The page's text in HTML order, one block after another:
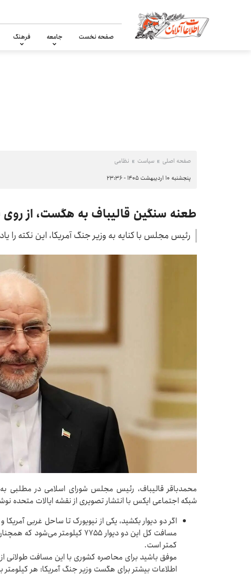
صفحه نخست جامعه فرهنگ
صفحه اصلی سیاست نظامی
پنجشنبه ۱۰ اردیبهشت ۱۴۰۵ - ۲۳:۳۶
طعنه سنگین قالیباف به هگست، از
رئیس مجلس با کنایه به وزیر جنگ آمریکا، این نکته را
محمدباقر قالیباف، رئیس مجلس شورای اسلامی در
شبکه اجتماعی ایکس با انتشار تصویری از نقشه ایالات متحده
اگر دو دیوار بکشید، یکی از نیویورک تا ساحل غربی
مسافت کل این دو دیوار ۷۷۵۵
کمتر است.
موفق باشید برای محاصره کشوری با این مسافت طولانی
اطلاعات بیشتر برای هگست وزیر جنگ آمریکا: هر کیلومتر برابر با ۰/۶۲